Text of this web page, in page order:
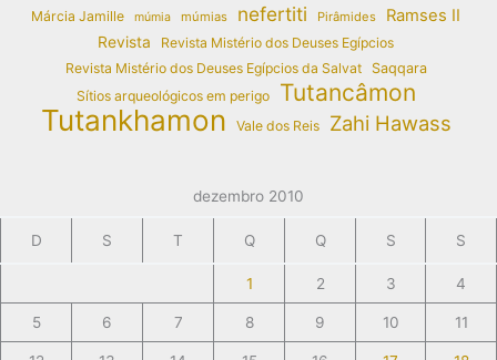
Márcia Jamille múmia múmias nefertiti Pirâmides Ramses II
Revista
Revista Mistério dos Deuses Egípcios
Revista Mistério dos Deuses Egípcios da Salvat
Saqqara
Sítios arqueológicos em perigo
Tutancâmon
Tutankhamon Vale dos Reis Zahi Hawass
dezembro 2010
D S T Q Q S S
1 2 3 4
5 6 7 8 9 10 11